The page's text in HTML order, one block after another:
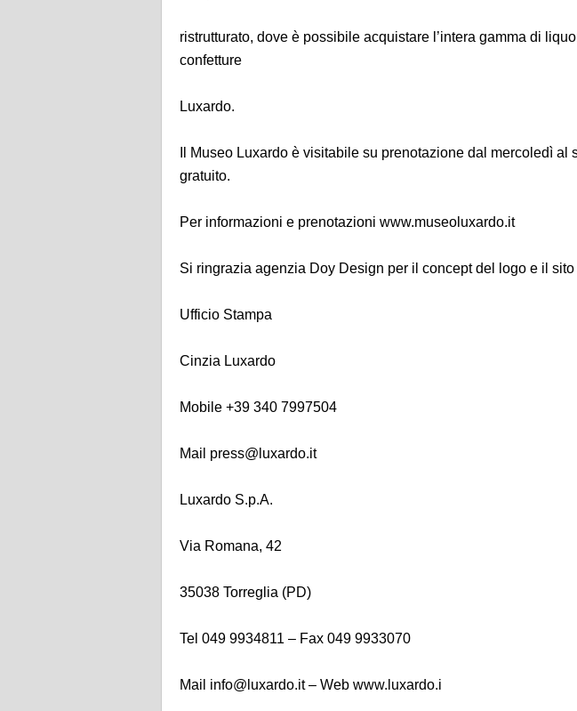
ristrutturato, dove è possibile acquistare l’intera gamma di
confetture
Luxardo.
Il Museo Luxardo è visitabile su prenotazione dal mercoledì al
gratuito.
Per informazioni e prenotazioni www.museoluxardo.it
Si ringrazia agenzia Doy Design per il concept del logo e il sito
Ufficio Stampa
Cinzia Luxardo
Mobile +39 340 7997504
Mail press@luxardo.it
Luxardo S.p.A.
Via Romana, 42
35038 Torreglia (PD)
Tel 049 9934811 – Fax 049 9933070
Mail info@luxardo.it – Web www.luxardo.i